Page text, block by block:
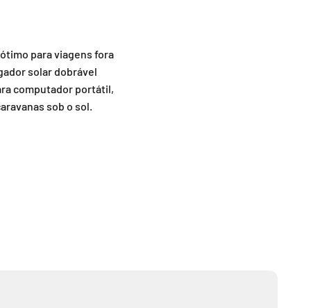
para viagens fora
solar dobrável
computador portátil,
sob o sol.